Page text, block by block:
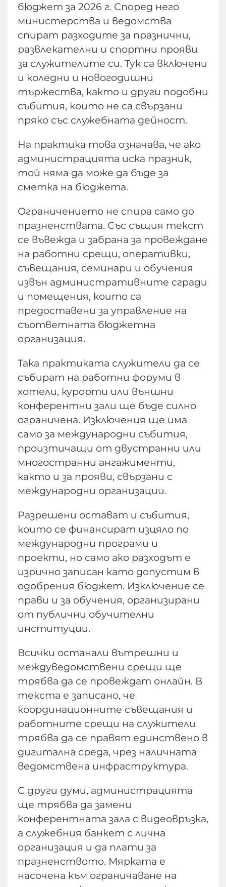
бюджет за 2026 г. Според него
министерства и ведомства
спират разходите за празнични,
развлекателни и спортни прояви
за служителите си. Тук са включени
и коледни и новогодишни
тържества, както и други подобни
събития, които не са свързани
пряко със служебната дейност.
На практика това означава, че ако
администрацията иска празник,
той няма да може да бъде за
сметка на бюджета.
Ограничението не спира само до
празненствата. Със същия текст
се въвежда и забрана за провеждане
на работни срещи, оперативки,
съвещания, семинари и обучения
извън административните сгради
и помещения, които са
предоставени за управление на
съответната бюджетна
организация.
Така практиката служители да се
събират на работни форуми в
хотели, курорти или външни
конферентни зали ще бъде силно
ограничена. Изключения ще има
само за международни събития,
произтичащи от двустранни или
многостранни ангажименти,
както и за прояви, свързани с
международни организации.
Разрешени остават и събития,
които се финансират изцяло по
международни програми и
проекти, но само ако разходът е
изрично записан като допустим в
одобрения бюджет. Изключение се
прави и за обучения, организирани
от публични обучителни
институции.
Всички останали вътрешни и
междуведомствени срещи ще
трябва да се провеждат онлайн. В
текста е записано, че
координационните съвещания и
работните срещи на служители
трябва да се правят единствено в
дигитална среда, чрез наличната
ведомствена инфраструктура.
С други думи, администрацията
ще трябва да замени
конферентната зала с видеовръзка,
а служебния банкет с лична
организация и да плати за
празненството. Мярката е
насочена към ограничаване на